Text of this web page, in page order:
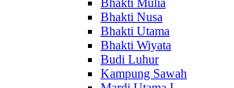
Bhakti Mulia
Bhakti Nusa
Bhakti Utama
Bhakti Wiyata
Budi Luhur
Kampung Sawah